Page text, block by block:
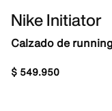
Nike Initiator
Calzado de
$ 549.950